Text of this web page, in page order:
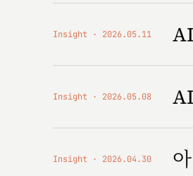
Insight 2026.05.11
Insight 2026.05.08
Insight 2026.04.30